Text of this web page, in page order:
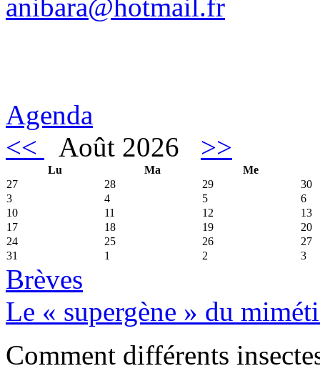
anibara@hotmail.fr
Agenda
<<
Août 2026 >>
Lu Ma
Me
27
28 29
30
3
4 5
6
10
11 12
13
17
18 19
20
24
25 26
27
31
1 2 3
Brèves
Le « supergène » du
Comment différents